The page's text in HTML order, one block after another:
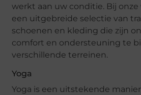
werkt aan uw conditie. Bij
een uitgebreide selectie van
schoenen en kleding die zijn
comfort en ondersteuning te
verschillende terreinen.
Yoga
Yoga is een uitstekende